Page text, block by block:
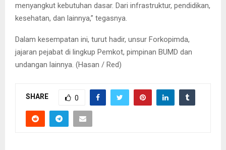
menyangkut kebutuhan dasar. Dari infrastruktur, pendidikan,
kesehatan, dan lainnya,” tegasnya.
Dalam kesempatan ini, turut hadir, unsur Forkopimda,
jajaran pejabat di lingkup Pemkot, pimpinan BUMD dan
undangan lainnya. (Hasan / Red)
SHARE 0